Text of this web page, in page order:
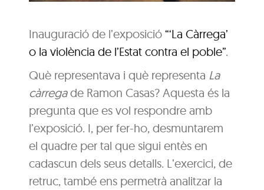
Inauguració de l’exposició“‘La Càrrega’
o la violència de l’Estat contra el poble”.
Què representava i què representa La
càrregade Ramon Casas? Aquesta és la
pregunta que es vol respondre amb
l’exposició. I, per fer-ho, desmuntarem
el quadre per tal que sigui entès en
cadascun dels seus detalls. L’exercici, de
retruc, també ens permetrà analitzar la